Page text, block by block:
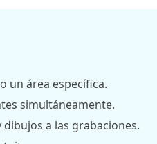
un área específica.
simultáneamente.
a las grabaciones.